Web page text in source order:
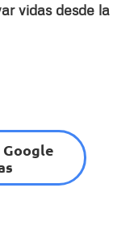
vidas desde la
Google